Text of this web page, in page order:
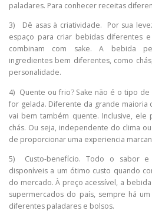
paladares. Para conhecer receitas
3) Dê asas à criatividade. Por sua
espaço para criar bebidas diferentes
combinam com sake. A bebida
ingredientes bem diferentes, como
personalidade.
4) Quente ou frio? Sake não é o tipo
for gelada. Diferente da grande maioria
vai bem também quente. Inclusive,
chás. Ou seja, independente do clima
de proporcionar uma experiencia
5) Custo-benefício. Todo o sabor e
disponíveis a um ótimo custo quando
do mercado. À preço acessível, a
supermercados do país, sempre há
diferentes paladares e bolsos.